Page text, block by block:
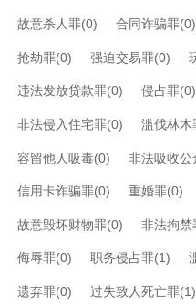
故意杀人罪(0) 合同诈骗罪(0)
抢劫罪(0) 强迫交易罪(0)
违法发放贷款罪(0) 侵占罪(0)
非法侵入住宅罪(0) 滥伐林木
容留他人吸毒(0) 非法吸收公
信用卡诈骗罪(0) 重婚罪(0)
故意毁坏财物罪(0) 非法拘禁
侮辱罪(0) 职务侵占罪(1)
遗弃罪(0) 过失致人死亡罪(1)